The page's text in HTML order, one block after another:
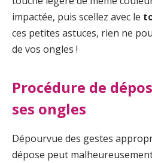
impactée, puis scellez avec le
ces petites astuces, rien ne
de vos ongles !
Procédure de
ses ongles
Dépourvue des gestes
dépose peut